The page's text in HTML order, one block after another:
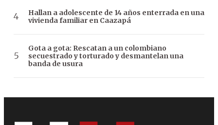
Hallan a adolescente de 14 años enterrada en una
vivienda familiar en Caazapá
Gota a gota: Rescatan a un colombiano
secuestrado y torturado y desmantelan una
banda de usura